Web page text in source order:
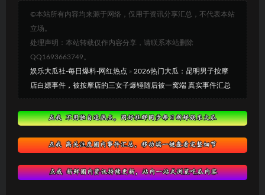
©本站所有内容均来源于网络，仅用于资讯分享汇总，不代表本站
立场。
处理声明：本站转载仅作内容分享，请联系本站删除
QQ1693663749。
娱乐大瓜社-每日爆料-网红热点 » 2026热门大瓜：昆明男子按摩
店白嫖事件，被按摩店的三女子爆锤随后被一窝端 真实事件汇总